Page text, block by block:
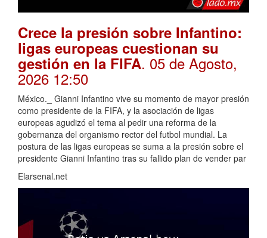
Crece la presión sobre Infantino:
ligas europeas cuestionan su
gestión en la FIFA. 05 de Agosto,
2026 12:50
México._ Gianni Infantino vive su momento de mayor presión
como presidente de la FIFA, y la asociación de ligas
europeas agudizó el tema al pedir una reforma de la
gobernanza del organismo rector del futbol mundial. La
postura de las ligas europeas se suma a la presión sobre el
presidente Gianni Infantino tras su fallido plan de vender par
Elarsenal.net